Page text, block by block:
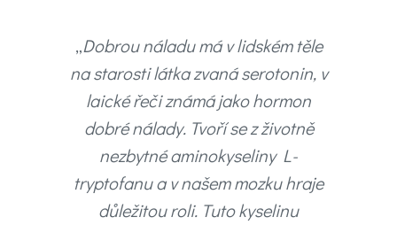
„Dobrou náladu má v lidském těle
na starosti látka zvaná serotonin, v
laické řeči známá jako hormon
dobré nálady. Tvoří se z životně
nezbytné aminokyseliny L-
tryptofanu a v našem mozku hraje
důležitou roli. Tuto kyselinu